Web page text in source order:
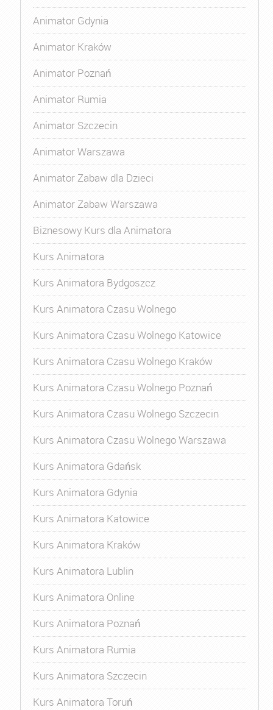
Animator Gdynia
Animator Kraków
Animator Poznań
Animator Rumia
Animator Szczecin
Animator Warszawa
Animator Zabaw dla Dzieci
Animator Zabaw Warszawa
Biznesowy Kurs dla Animatora
Kurs Animatora
Kurs Animatora Bydgoszcz
Kurs Animatora Czasu Wolnego
Kurs Animatora Czasu Wolnego Katowice
Kurs Animatora Czasu Wolnego Kraków
Kurs Animatora Czasu Wolnego Poznań
Kurs Animatora Czasu Wolnego Szczecin
Kurs Animatora Czasu Wolnego Warszawa
Kurs Animatora Gdańsk
Kurs Animatora Gdynia
Kurs Animatora Katowice
Kurs Animatora Kraków
Kurs Animatora Lublin
Kurs Animatora Online
Kurs Animatora Poznań
Kurs Animatora Rumia
Kurs Animatora Szczecin
Kurs Animatora Toruń